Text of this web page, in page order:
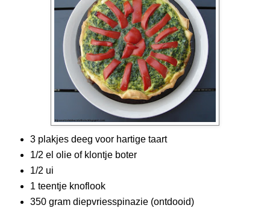
3 plakjes deeg voor hartige taart
1/2 el olie of klontje boter
1/2 ui
1 teentje knoflook
350 gram diepvriesspinazie (ontdooid)